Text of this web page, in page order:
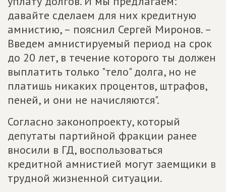
давайте сделаем для них кредитную
амнистию, – пояснил Сергей Миронов. –
Введем амнистируемый период на срок
до 20 лет, в течение которого ты должен
выплатить только "тело" долга, но не
платишь никаких процентов, штрафов,
пеней, и они не начисляются".
Согласно законопроекту, который
депутаты партийной фракции ранее
вносили в ГД, воспользоваться
кредитной амнистией могут заемщики в
трудной жизненной ситуации.